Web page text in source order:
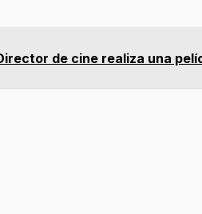
de cine realiza una